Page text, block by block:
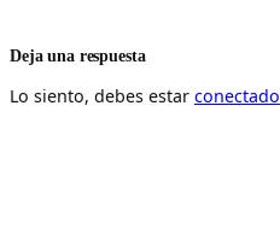
Deja una respuesta
Lo siento, debes estar conectado